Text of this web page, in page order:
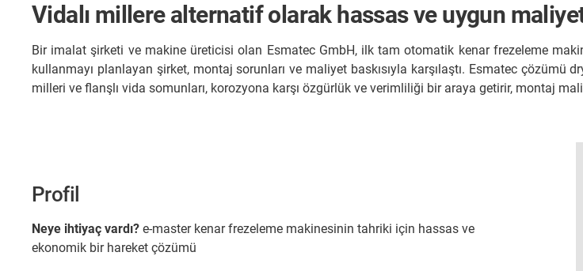
Vidalı millere alternatif olarak hassas ve uygun
Bir imalat şirketi ve makine üreticisi olan Esmatec GmbH, ilk tam otomatik kenar frezeleme
kullanmayı planlayan şirket, montaj sorunları ve maliyet baskısıyla karşılaştı. Esmatec
milleri ve flanşlı vida somunları, korozyona karşı özgürlük ve verimliliği bir araya getirir, montaj
Profil
Neye ihtiyaç vardı? e-master kenar frezeleme makinesinin tahriki için hassas ve
ekonomik bir hareket çözümü